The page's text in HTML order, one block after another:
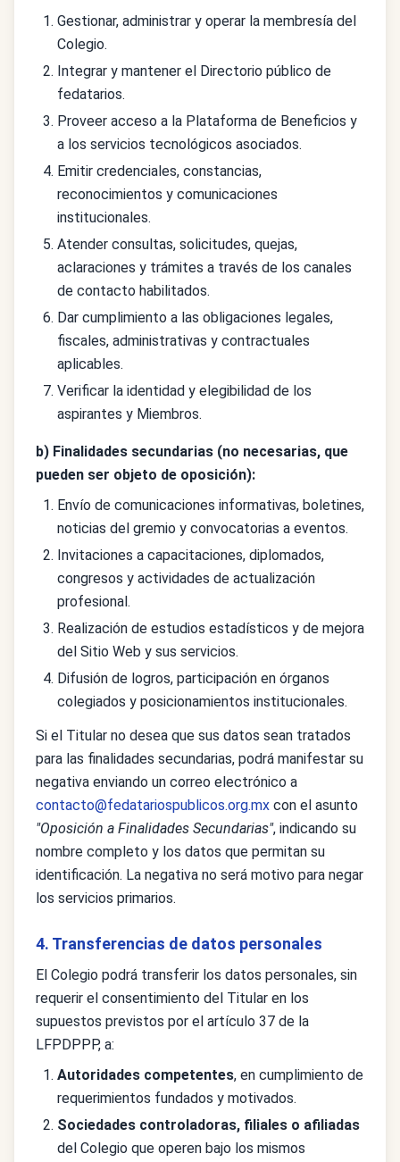
Gestionar, administrar y operar la membresía del
Colegio.
Integrar y mantener el Directorio público de
fedatarios.
Proveer acceso a la Plataforma de Beneficios y
a los servicios tecnológicos asociados.
Emitir credenciales, constancias,
reconocimientos y comunicaciones
institucionales.
Atender consultas, solicitudes, quejas,
aclaraciones y trámites a través de los canales
de contacto habilitados.
Dar cumplimiento a las obligaciones legales,
fiscales, administrativas y contractuales
aplicables.
Verificar la identidad y elegibilidad de los
aspirantes y Miembros.
b) Finalidades secundarias (no necesarias, que
pueden ser objeto de oposición):
Envío de comunicaciones informativas, boletines,
noticias del gremio y convocatorias a eventos.
Invitaciones a capacitaciones, diplomados,
congresos y actividades de actualización
profesional.
Realización de estudios estadísticos y de mejora
del Sitio Web y sus servicios.
Difusión de logros, participación en órganos
colegiados y posicionamientos institucionales.
Si el Titular no desea que sus datos sean tratados
para las finalidades secundarias, podrá manifestar su
negativa enviando un correo electrónico a
contacto@fedatariospublicos.org.mx con el asunto
"Oposición a Finalidades Secundarias", indicando su
nombre completo y los datos que permitan su
identificación. La negativa no será motivo para negar
los servicios primarios.
4. Transferencias de datos personales
El Colegio podrá transferir los datos personales, sin
requerir el consentimiento del Titular en los
supuestos previstos por el artículo 37 de la
LFPDPPP, a:
Autoridades competentes, en cumplimiento de
requerimientos fundados y motivados.
Sociedades controladoras, filiales o afiliadas
del Colegio que operen bajo los mismos